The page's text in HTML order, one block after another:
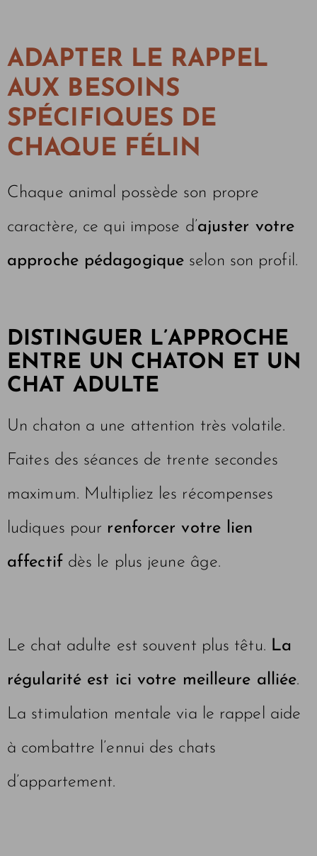
ADAPTER LE RAPPEL
AUX BESOINS
SPÉCIFIQUES DE
CHAQUE FÉLIN
Chaque animal possède son propre
caractère, ce qui impose d’ajuster votre
approche pédagogique selon son profil.
DISTINGUER L’APPROCHE
ENTRE UN CHATON ET UN
CHAT ADULTE
Un chaton a une attention très volatile.
Faites des séances de trente secondes
maximum. Multipliez les récompenses
ludiques pour renforcer votre lien
affectif dès le plus jeune âge.
Le chat adulte est souvent plus têtu. La
régularité est ici votre meilleure alliée.
La stimulation mentale via le rappel aide
à combattre l’ennui des chats
d’appartement.